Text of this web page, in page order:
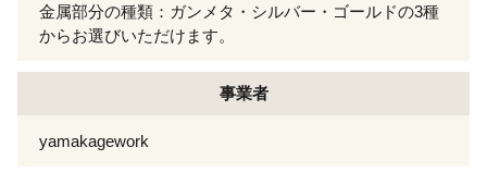
金属部分の種類：ガンメタ・シルバー・ゴールドの3種
からお選びいただけます。
事業者
yamakagework